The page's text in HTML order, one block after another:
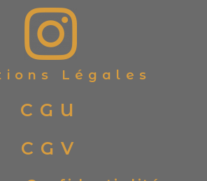
Légales
CGU
CGV